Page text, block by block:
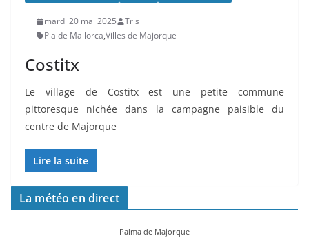
mardi 20 mai 2025
Tris
Pla de Mallorca,Villes de Majorque
Costitx
Le village de Costitx est une petite commune
pittoresque nichée dans la campagne paisible du
centre de Majorque
Lire la suite
La météo en direct
Palma de Majorque